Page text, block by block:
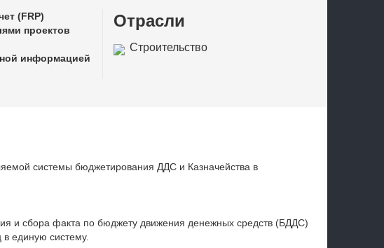
(FRP)
проектов
информацией
Отрасли
Строительство
системы бюджетирования ДДС и Казначейства в
и сбора факта по бюджету движения денежных средств (БДДС)
в единую систему.